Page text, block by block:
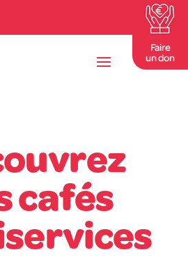
Faire
un don
cafés